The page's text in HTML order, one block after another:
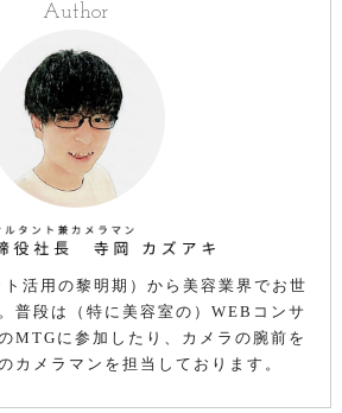
Author
活用の黎明期）から美容業界でお世
普段は（特に美容室の）WEBコンサ
MTGに参加したり、カメラの腕前を
カメラマンを担当しております。